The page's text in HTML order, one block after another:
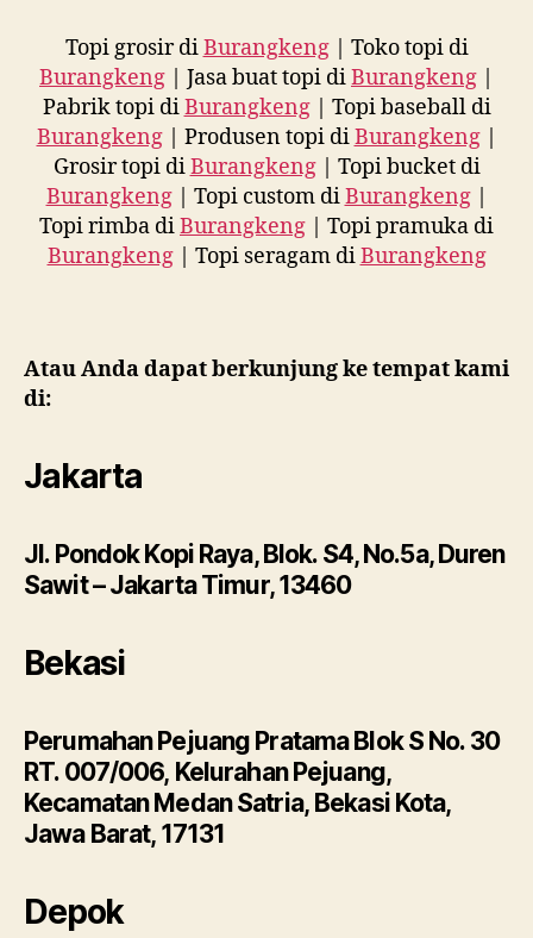
Topi grosir diBurangkeng| Toko topi di
Burangkeng | Jasa buat topi diBurangkeng |
Pabrik topi diBurangkeng| Topi baseball di
Burangkeng| Produsen topi diBurangkeng|
Grosir topi diBurangkeng| Topi bucket di
Burangkeng| Topi custom diBurangkeng|
Topi rimba diBurangkeng | Topi pramuka di
Burangkeng| Topi seragam diBurangkeng
Atau Anda dapat berkunjung ke tempat kami
di:
Jakarta
Jl. Pondok Kopi Raya, Blok. S4, No.5a, Duren
Sawit – Jakarta Timur, 13460
Bekasi
Perumahan Pejuang Pratama Blok S No. 30
RT. 007/006, Kelurahan Pejuang,
Kecamatan Medan Satria, Bekasi Kota,
Jawa Barat, 17131
Depok